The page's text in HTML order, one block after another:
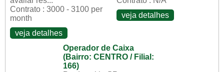
Contrato : 3000 - 3100 per
month
veja detalhes
veja detalhes
Operador de Caixa
(Bairro: CENTRO / Filial:
166)